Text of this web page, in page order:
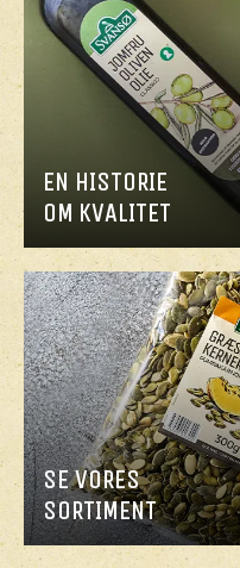
EN HISTORIE
OM KVALITET
SE VORES
SORTIMENT